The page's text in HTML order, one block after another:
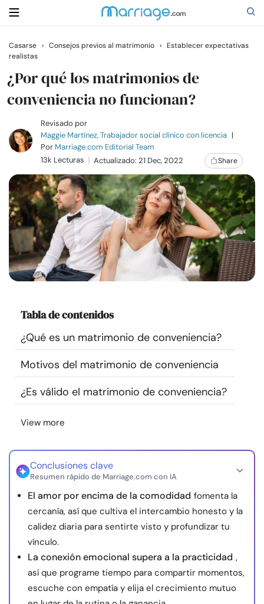
Buscar
Casarse
Relaciones
Familia
Ayuda
Cursos
Recursos
Comunidad
Encuentra un terapeuta
Idioma ES
Sobre nosotros
© Copyright 2026. Todos los derechos reservados.
Casarse › Consejos previos al matrimonio ›
Establecer expectativas
realistas
¿Por qué los matrimonios de
conveniencia no funcionan?
Revisado por
Maggie Martínez, Trabajador social clínico con licencia |
Por Marriage.com Editorial Team
13k Lecturas
Actualizado: 21 Dec, 2022 Share
Tabla de contenidos
¿Qué es un matrimonio de conveniencia?
Motivos del matrimonio de conveniencia
¿Es válido el matrimonio de conveniencia?
View more
Conclusiones clave
Resumen rápido de Marriage.com con IA
El amor por encima de la comodidad fomenta la
cercanía, así que cultiva el intercambio honesto y la
calidez diaria para sentirte visto y profundizar tu
vínculo.
La conexión emocional supera a la practicidad ,
así que programe tiempo para compartir momentos,
escuche con empatía y elija el crecimiento mutuo